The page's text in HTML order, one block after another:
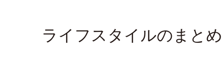
ライフスタイルのまとめ